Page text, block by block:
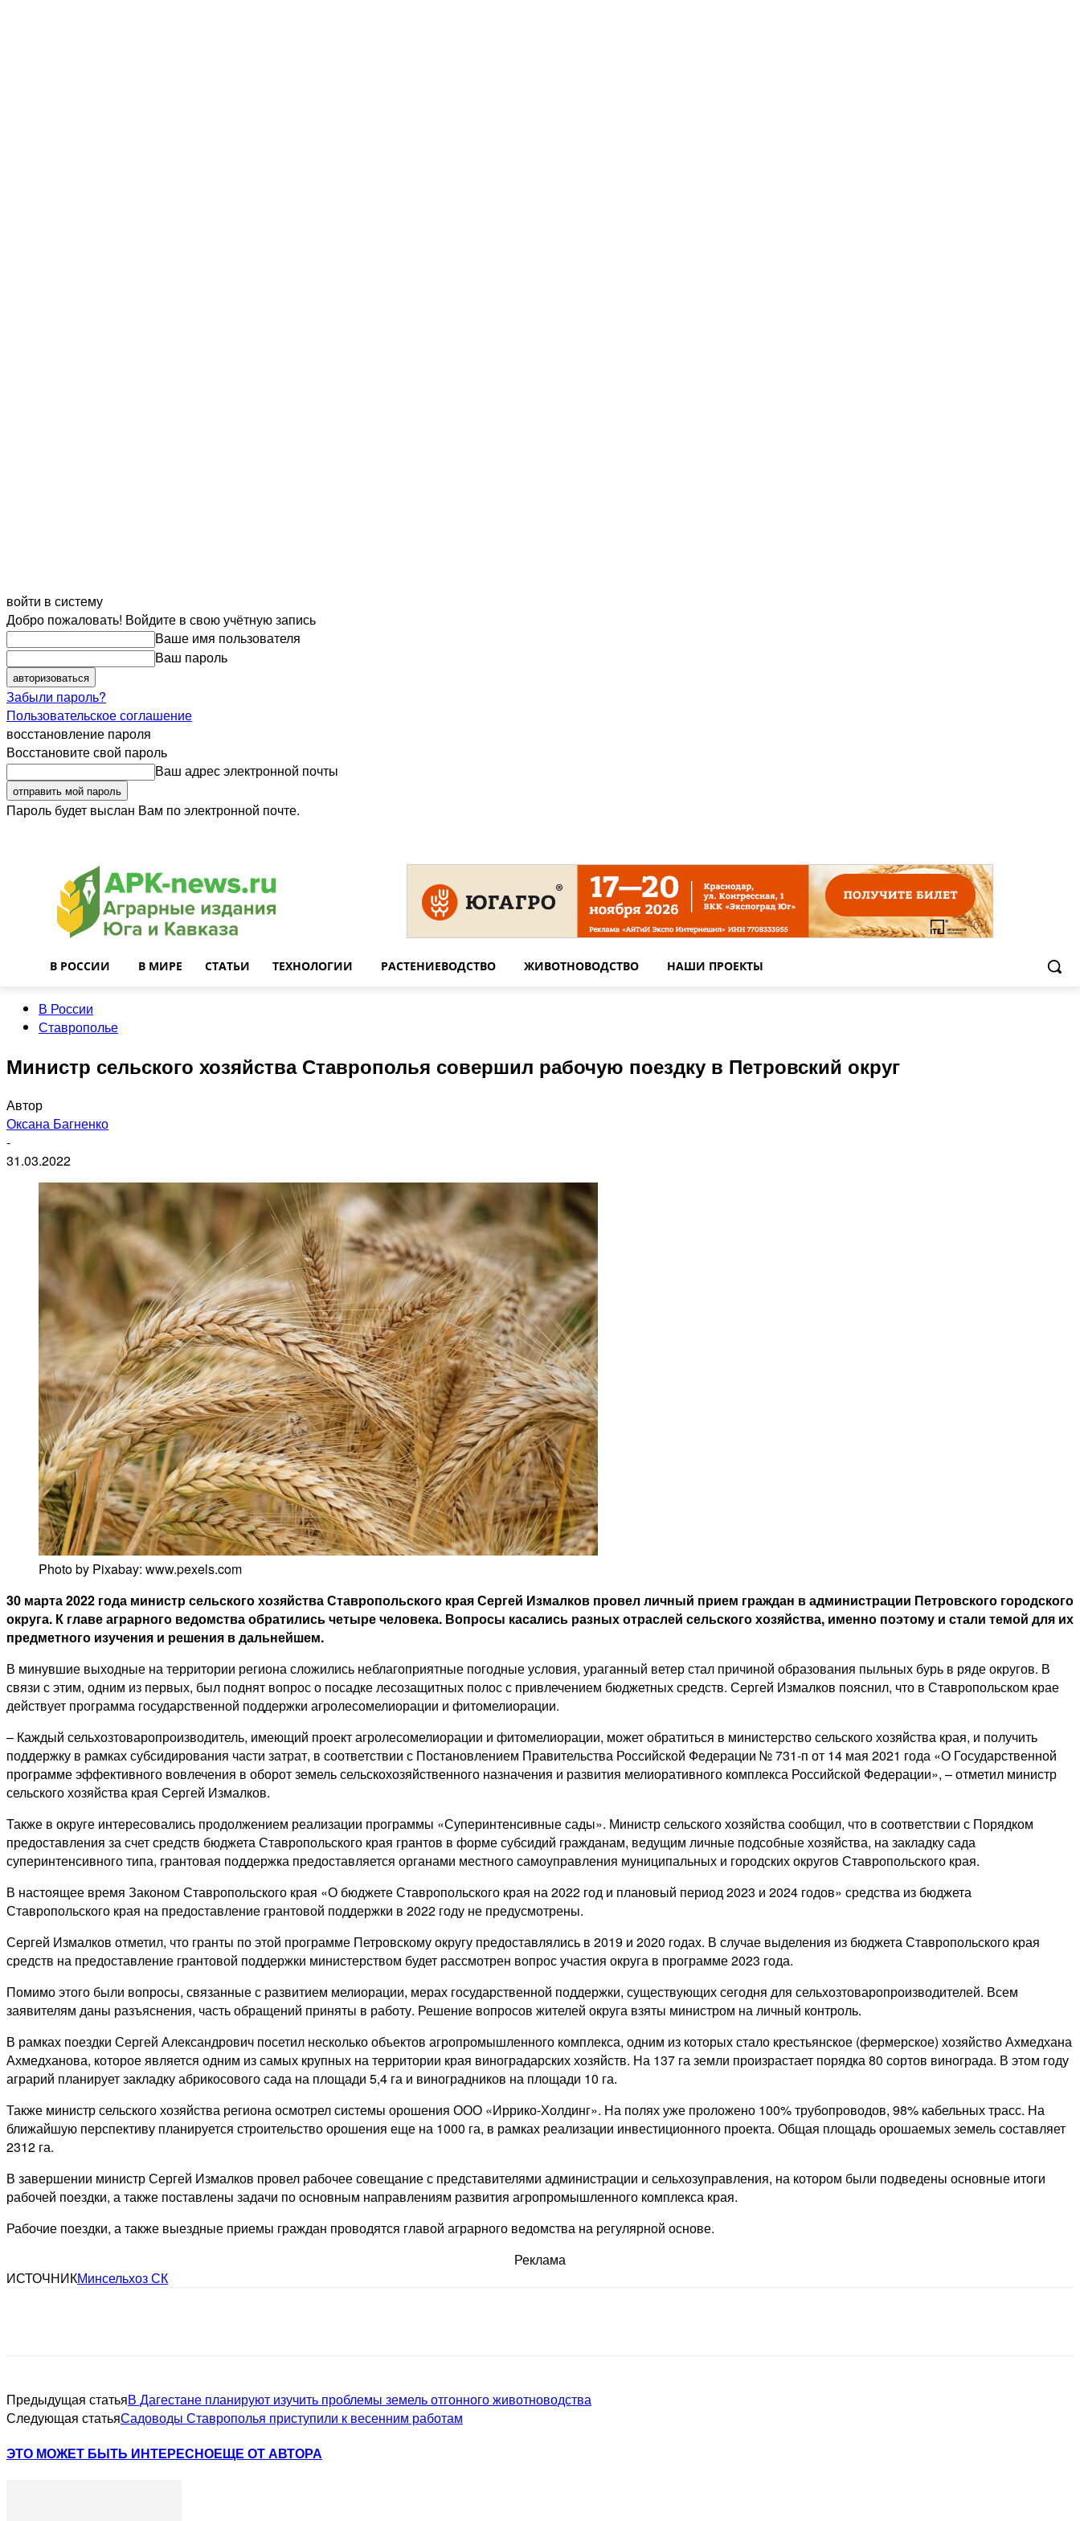
войти в систему
Добро пожаловать! Войдите в свою учётную запись
Ваше имя пользователя
Ваш пароль
Забыли пароль?
Пользовательское соглашение
восстановление пароля
Восстановите свой пароль
Ваш адрес электронной почты
Пароль будет выслан Вам по электронной почте.
В РОССИИ В МИРЕ СТАТЬИ ТЕХНОЛОГИИ РАСТЕНИЕВОДСТВО ЖИВОТНОВОДСТВО НАШИ ПРОЕКТЫ
В России
Ставрополье
Министр сельского хозяйства Ставрополья совершил рабочую поездку в Петровский округ
Автор
Оксана Багненко
-
31.03.2022
Photo by Pixabay: www.pexels.com
30 марта 2022 года министр сельского хозяйства Ставропольского края Сергей Измалков провел личный прием граждан в администрации Петровского городского
округа. К главе аграрного ведомства обратились четыре человека. Вопросы касались разных отраслей сельского хозяйства, именно поэтому и стали темой для их
предметного изучения и решения в дальнейшем.
В минувшие выходные на территории региона сложились неблагоприятные погодные условия, ураганный ветер стал причиной образования пыльных бурь в ряде округов. В
связи с этим, одним из первых, был поднят вопрос о посадке лесозащитных полос с привлечением бюджетных средств. Сергей Измалков пояснил, что в Ставропольском крае
действует программа государственной поддержки агролесомелиорации и фитомелиорации.
– Каждый сельхозтоваропроизводитель, имеющий проект агролесомелиорации и фитомелиорации, может обратиться в министерство сельского хозяйства края, и получить
поддержку в рамках субсидирования части затрат, в соответствии с Постановлением Правительства Российской Федерации № 731-п от 14 мая 2021 года «О Государственной
программе эффективного вовлечения в оборот земель сельскохозяйственного назначения и развития мелиоративного комплекса Российской Федерации», – отметил министр
сельского хозяйства края Сергей Измалков.
Также в округе интересовались продолжением реализации программы «Суперинтенсивные сады». Министр сельского хозяйства сообщил, что в соответствии с Порядком
предоставления за счет средств бюджета Ставропольского края грантов в форме субсидий гражданам, ведущим личные подсобные хозяйства, на закладку сада
суперинтенсивного типа, грантовая поддержка предоставляется органами местного самоуправления муниципальных и городских округов Ставропольского края.
В настоящее время Законом Ставропольского края «О бюджете Ставропольского края на 2022 год и плановый период 2023 и 2024 годов» средства из бюджета
Ставропольского края на предоставление грантовой поддержки в 2022 году не предусмотрены.
Сергей Измалков отметил, что гранты по этой программе Петровскому округу предоставлялись в 2019 и 2020 годах. В случае выделения из бюджета Ставропольского края
средств на предоставление грантовой поддержки министерством будет рассмотрен вопрос участия округа в программе 2023 года.
Помимо этого были вопросы, связанные с развитием мелиорации, мерах государственной поддержки, существующих сегодня для сельхозтоваропроизводителей. Всем
заявителям даны разъяснения, часть обращений приняты в работу. Решение вопросов жителей округа взяты министром на личный контроль.
В рамках поездки Сергей Александрович посетил несколько объектов агропромышленного комплекса, одним из которых стало крестьянское (фермерское) хозяйство Ахмедхана
Ахмедханова, которое является одним из самых крупных на территории края виноградарских хозяйств. На 137 га земли произрастает порядка 80 сортов винограда. В этом году
аграрий планирует закладку абрикосового сада на площади 5,4 га и виноградников на площади 10 га.
Также министр сельского хозяйства региона осмотрел системы орошения ООО «Иррико-Холдинг». На полях уже проложено 100% трубопроводов, 98% кабельных трасс. На
ближайшую перспективу планируется строительство орошения еще на 1000 га, в рамках реализации инвестиционного проекта. Общая площадь орошаемых земель составляет
2312 га.
В завершении министр Сергей Измалков провел рабочее совещание с представителями администрации и сельхозуправления, на котором были подведены основные итоги
рабочей поездки, а также поставлены задачи по основным направлениям развития агропромышленного комплекса края.
Рабочие поездки, а также выездные приемы граждан проводятся главой аграрного ведомства на регулярной основе.
Реклама
ИСТОЧНИКМинсельхоз СК
Предыдущая статьяВ Дагестане планируют изучить проблемы земель отгонного животноводства
Следующая статьяСадоводы Ставрополья приступили к весенним работам
ЭТО МОЖЕТ БЫТЬ ИНТЕРЕСНОЕЩЕ ОТ АВТОРА